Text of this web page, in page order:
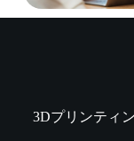
3Dプリンティ